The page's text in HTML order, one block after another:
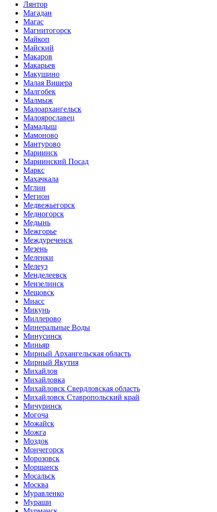
Лянтор
Магадан
Магас
Магнитогорск
Майкоп
Майский
Макаров
Макарьев
Макушино
Малая Вишера
Малгобек
Малмыж
Малоархангельск
Малоярославец
Мамадыш
Мамоново
Мантурово
Мариинск
Мариинский Посад
Маркс
Махачкала
Мглин
Мегион
Медвежьегорск
Медногорск
Медынь
Межгорье
Междуреченск
Мезень
Меленки
Мелеуз
Менделеевск
Мензелинск
Мещовск
Миасс
Микунь
Миллерово
Минеральные Воды
Минусинск
Миньяр
Мирный Архангельская область
Мирный Якутия
Михайлов
Михайловка
Михайловск Свердловская область
Михайловск Ставропольский край
Мичуринск
Могоча
Можайск
Можга
Моздок
Мончегорск
Морозовск
Моршанск
Мосальск
Москва
Муравленко
Мураши